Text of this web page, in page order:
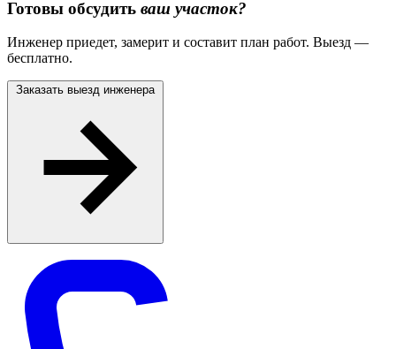
Готовы обсудить ваш участок?
Инженер приедет, замерит и составит план работ. Выезд —
бесплатно.
Заказать выезд инженера